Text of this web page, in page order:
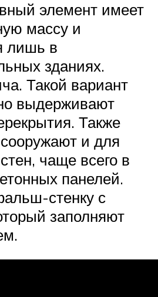
элемент имеет
массу и
лишь в
зданиях.
Такой вариант
выдерживают
Также
и для
чаще всего в
панелей.
стенку с
заполняют